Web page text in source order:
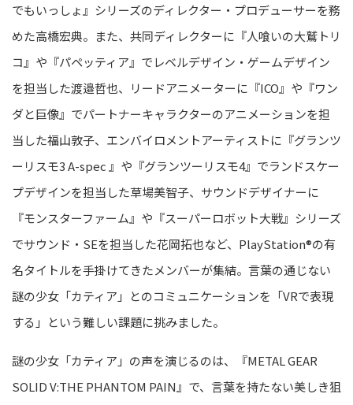
でもいっしょ』シリーズのディレクター・プロデューサーを務
めた高橋宏典。また、共同ディレクターに『人喰いの大鷲トリ
コ』や『パペッティア』でレベルデザイン・ゲームデザイン
を担当した渡邉哲也、リードアニメーターに『ICO』や『ワン
ダと巨像』でパートナーキャラクターのアニメーションを担
当した福山敦子、エンバイロメントアーティストに『グランツ
ーリスモ3 A-spec 』や『グランツーリスモ4』でランドスケー
プデザインを担当した草場美智子、サウンドデザイナーに
『モンスターファーム』や『スーパーロボット大戦』シリーズ
でサウンド・SEを担当した花岡拓也など、PlayStation®の有
名タイトルを手掛けてきたメンバーが集結。言葉の通じない
謎の少女「カティア」とのコミュニケーションを「VRで表現
する」という難しい課題に挑みま した。
謎の少女「カティア」の声を演じるのは、『METAL GEAR
SOLID V:THE PHANTOM PAIN』で、言葉を持たない美しき狙